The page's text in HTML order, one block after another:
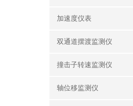
加速度仪表
双通道摆渡监测仪
撞击子转速监测仪
轴位移监测仪